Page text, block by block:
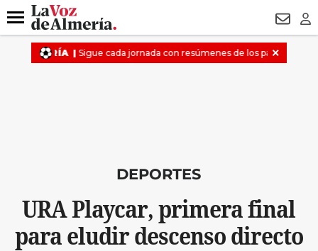
DESTACADO CONDENADOS
Menú
DEPORTES
URA Playcar, primera final
para eludir descenso directo